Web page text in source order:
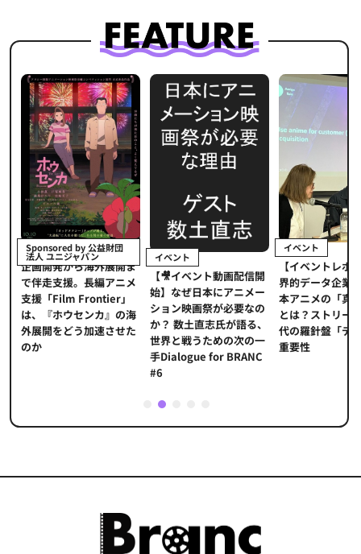
Sponsored by 公益財団
法人 ユニジャパン
企画開発から海外展開ま
で伴走支援。長編アニメ
支援「Film Frontier」
は、『ホウセンカ』の海
外展開をどう加速させた
のか
イベント
【🎥イベント動画配信開
始】なぜ日本にアニメー
ション映画祭が必要なの
か？ 数土直志氏が語る、
世界と戦うための次の一
手Dialogue for BRANC
#6
イベント
【イベントレポ
界的データ企業
本アニメの「真
とは？ストリー
代の羅針盤「デ
重要性
2